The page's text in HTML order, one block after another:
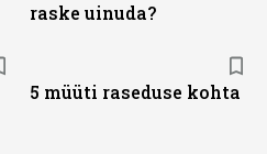
raske uinuda?
5 müüti raseduse kohta